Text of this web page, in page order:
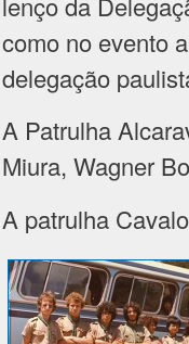
como no evento
delegação
A Patrulha
Miura, Wagner
A patrulha